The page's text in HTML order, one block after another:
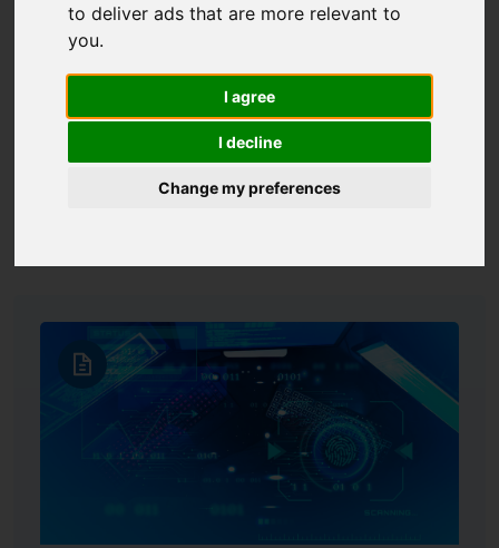
to deliver ads that are more relevant to
you.
I agree
I decline
Change my preferences
edycja programu mentoringowego Fundacji na